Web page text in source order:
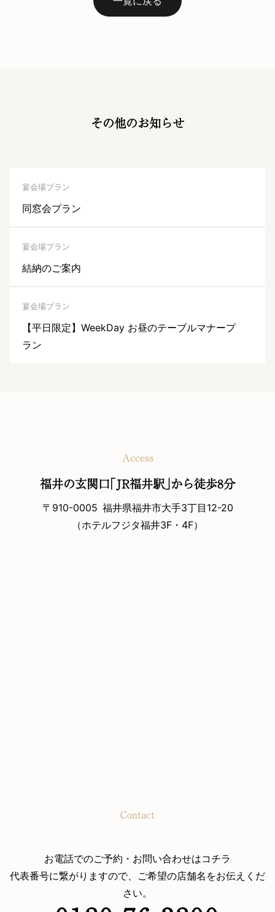
その他のお知らせ
宴会場プラン
同窓会プラン
宴会場プラン
結納のご案内
宴会場プラン
【平日限定】WeekDay お昼のテーブルマナープ
ラン
Access
福井の玄関口｢JR福井駅｣から徒歩8分
〒910-0005 福井県福井市大手3丁目12-20
（ホテルフジタ福井3F・4F）
Contact
お電話でのご予約・お問い合わせはコチラ
代表番号に繋がりますので、ご希望の店舗名をお伝えくだ
さい。